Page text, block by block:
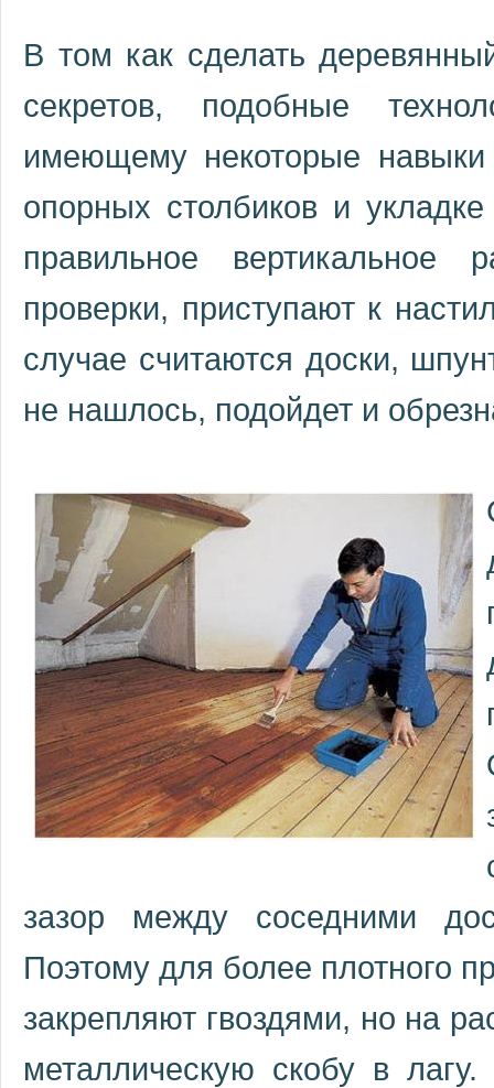
В том как сделать
секретов, подобные
имеющему некоторые навыки
опорных столбиков и
правильное вертикальное
проверки, приступают к
случае считаются доски,
не нашлось, подойдет и
зазор между соседними
Поэтому для более плотного
закрепляют гвоздями, но на
металлическую скобу в